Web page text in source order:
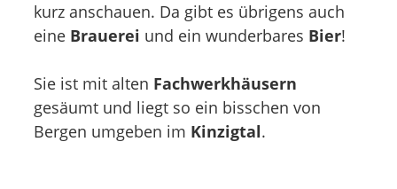
kurz anschauen. Da gibt es übrigens auch
eine Brauerei und ein wunderbares Bier!
Sie ist mit alten Fachwerkhäusern
gesäumt und liegt so ein bisschen von
Bergen umgeben im Kinzigtal.